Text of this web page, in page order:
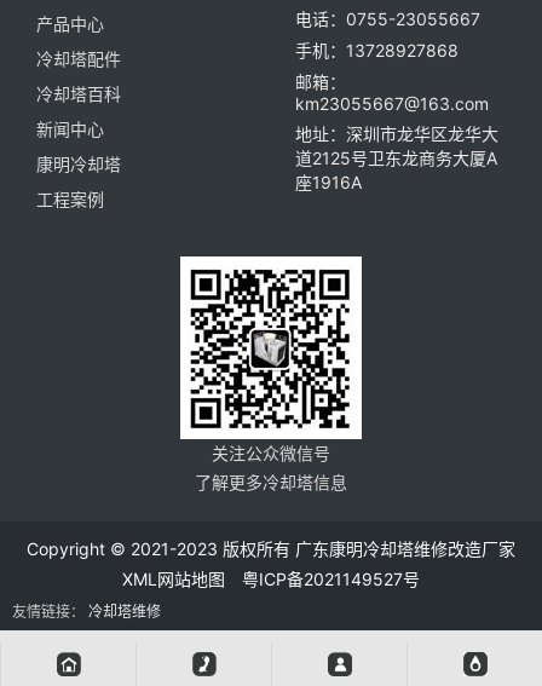
产品中心
冷却塔配件
冷却塔百科
新闻中心
康明冷却塔
工程案例
电话：0755-23055667
手机：13728927868
邮箱：
km23055667@163.com
地址：深圳市龙华区龙华大
道2125号卫东龙商务大厦A
座1916A
关注公众微信号
了解更多冷却塔信息
Copyright © 2021-2023 版权所有 广东康明冷却塔维修改造厂家
XML网站地图
粤ICP备2021149527号
友情链接： 冷却塔维修